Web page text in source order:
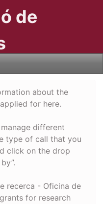
de
about the
for here.
different
type of call that you
click on the drop
recerca - Oficina de
for research